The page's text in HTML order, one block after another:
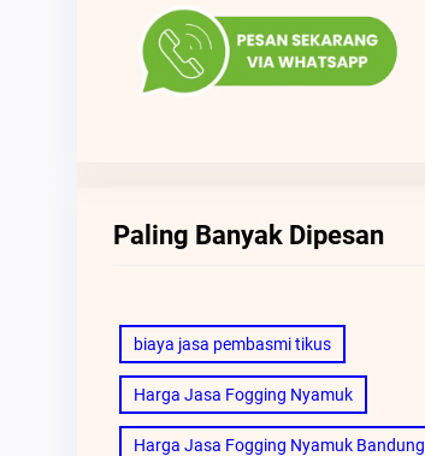
Paling Banyak Dipesan
biaya jasa pembasmi tikus
Harga Jasa Fogging Nyamuk
Harga Jasa Fogging Nyamuk Bandung